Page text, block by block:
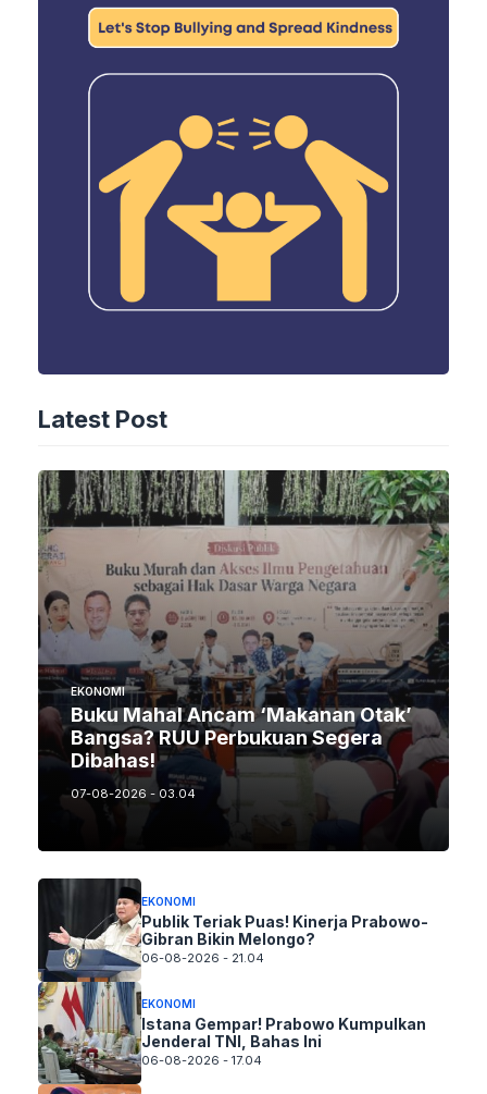
Latest Post
EKONOMI
Buku Mahal Ancam ‘Makanan Otak’
Bangsa? RUU Perbukuan Segera
Dibahas!
07-08-2026 - 03.04
EKONOMI
Publik Teriak Puas! Kinerja Prabowo-
Gibran Bikin Melongo?
06-08-2026 - 21.04
EKONOMI
Istana Gempar! Prabowo Kumpulkan
Jenderal TNI, Bahas Ini
06-08-2026 - 17.04